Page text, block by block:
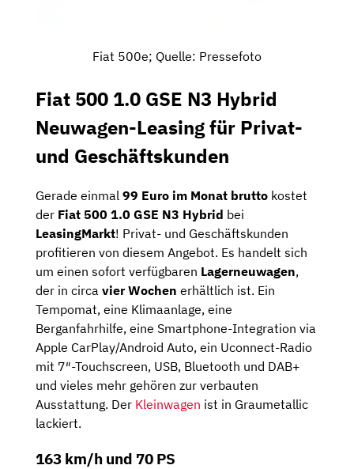
Fiat 500e; Quelle: Pressefoto
Fiat 500 1.0 GSE N3 Hybrid
Neuwagen-Leasing für Privat-
und Geschäftskunden
Gerade einmal 99 Euro im Monat brutto kostet
der Fiat 500 1.0 GSE N3 Hybrid bei
LeasingMarkt! Privat- und Geschäftskunden
profitieren von diesem Angebot. Es handelt sich
um einen sofort verfügbaren Lagerneuwagen,
der in circa vier Wochen erhältlich ist. Ein
Tempomat, eine Klimaanlage, eine
Berganfahrhilfe, eine Smartphone-Integration via
Apple CarPlay/Android Auto, ein Uconnect-Radio
mit 7″-Touchscreen, USB, Bluetooth und DAB+
und vieles mehr gehören zur verbauten
Ausstattung. Der Kleinwagen ist in Graumetallic
lackiert.
163 km/h und 70 PS